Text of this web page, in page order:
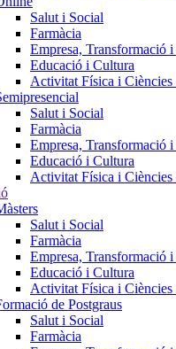
Salut i Social
Farmàcia
Empresa, Transformació
Educació i Cultura
Activitat Física i Ciències
Salut i Social
Farmàcia
Empresa, Transformació
Educació i Cultura
Activitat Física i Ciències
Salut i Social
Farmàcia
Empresa, Transformació
Educació i Cultura
Activitat Física i Ciències
de Postgraus
Salut i Social
Farmàcia